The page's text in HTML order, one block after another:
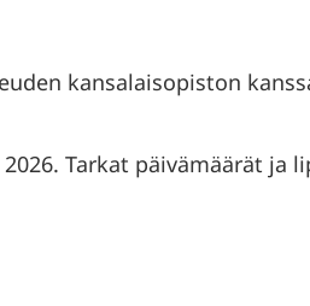
kansalaisopiston
Tarkat päivämäärät ja